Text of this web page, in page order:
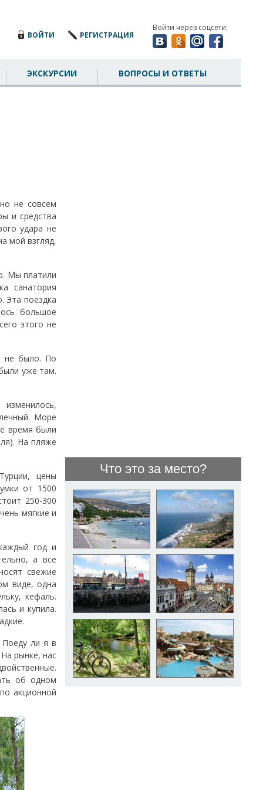
ВОЙТИ РЕГИСТРАЦИЯ
Войти через соцсети:
ЭКСКУРСИИ ВОПРОСЫ И ОТВЕТЫ
не совсем
и средства
удара не
мой взгляд,
Мы платили
санатория
Эта поездка
большое
этого не
не было. По
уже там.
Море
время были
На пляже
цены
от 1500
250-300
мягкие и
год и
а все
свежие
виде, одна
кефаль.
и купила.
ли я в
рынке, нас
об одном
акционной
Что это за место?